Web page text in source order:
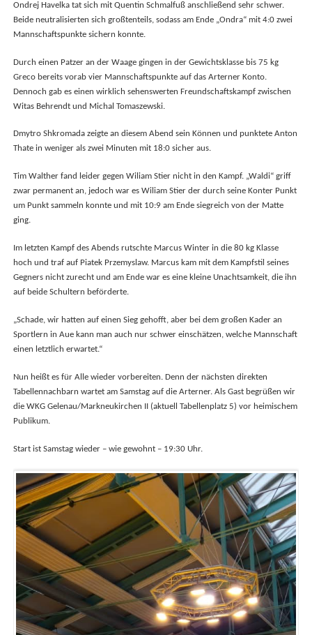
Ondrej Havelka tat sich mit Quentin Schmalfuß anschließend sehr schwer.
Beide neutralisierten sich großtenteils, sodass am Ende „Ondra“ mit 4:0 zwei
Mannschaftspunkte sichern konnte.
Durch einen Patzer an der Waage gingen in der Gewichtsklasse bis 75 kg
Greco bereits vorab vier Mannschaftspunkte auf das Arterner Konto.
Dennoch gab es einen wirklich sehenswerten Freundschaftskampf zwischen
Witas Behrendt und Michal Tomaszewski.
Dmytro Shkromada zeigte an diesem Abend sein Können und punktete Anton
Thate in weniger als zwei Minuten mit 18:0 sicher aus.
Tim Walther fand leider gegen Wiliam Stier nicht in den Kampf. „Waldi“ griff
zwar permanent an, jedoch war es Wiliam Stier der durch seine Konter Punkt
um Punkt sammeln konnte und mit 10:9 am Ende siegreich von der Matte
ging.
Im letzten Kampf des Abends rutschte Marcus Winter in die 80 kg Klasse
hoch und traf auf Piatek Przemyslaw. Marcus kam mit dem Kampfstil seines
Gegners nicht zurecht und am Ende war es eine kleine Unachtsamkeit, die ihn
auf beide Schultern beförderte.
„Schade, wir hatten auf einen Sieg gehofft, aber bei dem großen Kader an
Sportlern in Aue kann man auch nur schwer einschätzen, welche Mannschaft
einen letztlich erwartet.“
Nun heißt es für Alle wieder vorbereiten. Denn der nächsten direkten
Tabellennachbarn wartet am Samstag auf die Arterner. Als Gast begrüßen wir
die WKG Gelenau/Markneukirchen II (aktuell Tabellenplatz 5) vor heimischem
Publikum.
Start ist Samstag wieder – wie gewohnt – 19:30 Uhr.